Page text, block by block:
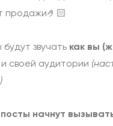
продажи🤌🏻
будут звучать как вы
своей аудитории
начнут